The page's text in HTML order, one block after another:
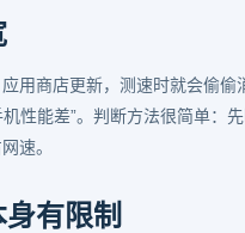
用商店更新，测速时就会偷
性能差”。判断方法很简单：
速。
有限制